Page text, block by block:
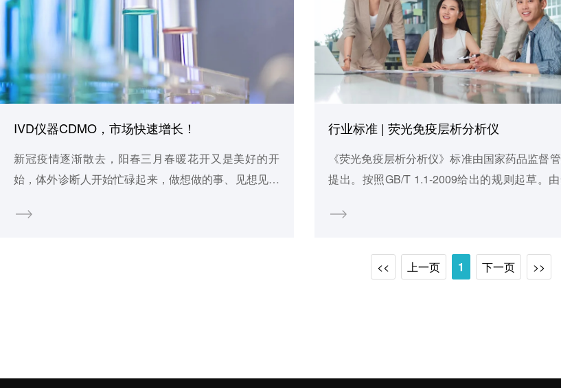
IVD仪器CDMO，市场快速增长！
新冠疫情逐渐散去，阳春三月春暖花开又是美好的开
始，体外诊断人开始忙碌起来，做想做的事、见想见的
企业近1500家，但是从事IVD仪器CDMO服务的国内并
行业标准 | 荧光免疫层析分析仪
《荧光免疫层析分析仪》标准由国家药品监督
提出。按照GB/T 1.1-2009给出的规则起草。
AC/TC 136)归口。 本标准起草单位：北京市医疗器械
械质量检验中心、北京市医疗器械检验所、上海
物医药有限公司、基蛋生物科技股份有限公司。 本标准
<< 上一页 1 下一页 >>